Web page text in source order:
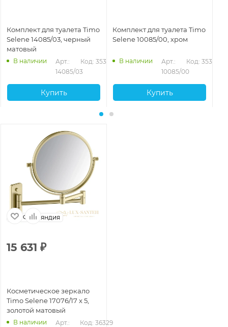
Комплект для туалета Timo
Selene 14085/03, черный
матовый
В наличии
Арт.:
14085/03
Код: 35360
Купить
Комплект для туалета Timo
Selene 10085/00, хром
В наличии
Арт.:
10085/00
Код: 35359
Купить
Финляндия
15 631 ₽
Косметическое зеркало
Timo Selene 17076/17 x 5,
золотой матовый
В наличии
Арт.:
Код: 36329